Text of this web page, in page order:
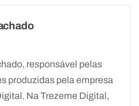
responsável pelas
produzidas pela empresa
Na Trezeme Digital,